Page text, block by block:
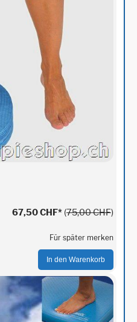
67,50 CHF* (75,00 CHF)
Für später merken
In den Warenkorb